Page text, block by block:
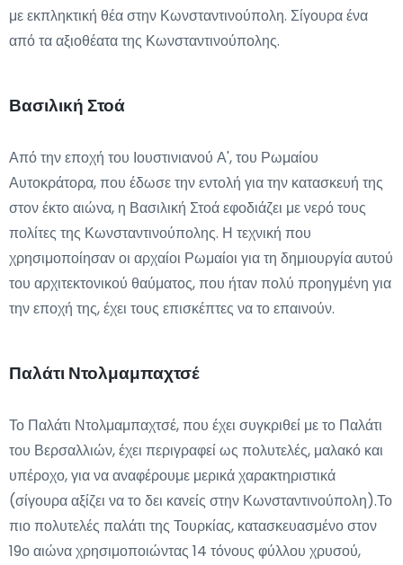
με εκπληκτική θέα στην Κωνσταντινούπολη. Σίγουρα ένα
από τα αξιοθέατα της Κωνσταντινούπολης.
Βασιλική Στοά
Από την εποχή του Ιουστινιανού Α', του Ρωμαίου
Αυτοκράτορα, που έδωσε την εντολή για την κατασκευή της
στον έκτο αιώνα, η Βασιλική Στοά εφοδιάζει με νερό τους
πολίτες της Κωνσταντινούπολης. Η τεχνική που
χρησιμοποίησαν οι αρχαίοι Ρωμαίοι για τη δημιουργία αυτού
του αρχιτεκτονικού θαύματος, που ήταν πολύ προηγμένη για
την εποχή της, έχει τους επισκέπτες να το επαινούν.
Παλάτι Ντολμαμπαχτσέ
Το Παλάτι Ντολμαμπαχτσέ, που έχει συγκριθεί με το Παλάτι
του Βερσαλλιών, έχει περιγραφεί ως πολυτελές, μαλακό και
υπέροχο, για να αναφέρουμε μερικά χαρακτηριστικά
(σίγουρα αξίζει να το δει κανείς στην Κωνσταντινούπολη).Το
πιο πολυτελές παλάτι της Τουρκίας, κατασκευασμένο στον
19ο αιώνα χρησιμοποιώντας 14 τόνους φύλλου χρυσού,